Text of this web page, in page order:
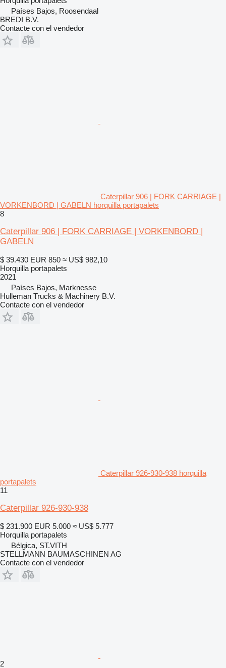
Países Bajos, Roosendaal
BREDI B.V.
Contacte con el vendedor
Caterpillar 906 | FORK CARRIAGE |
VORKENBORD | GABELN horquilla portapalets
8
Caterpillar 906 | FORK CARRIAGE | VORKENBORD |
GABELN
$ 39.430 EUR 850 ≈ US$ 982,10
Horquilla portapalets
2021
Países Bajos, Marknesse
Hulleman Trucks & Machinery B.V.
Contacte con el vendedor
Caterpillar 926-930-938 horquilla
portapalets
11
Caterpillar 926-930-938
$ 231.900 EUR 5.000 ≈ US$ 5.777
Horquilla portapalets
Bélgica, ST.VITH
STELLMANN BAUMASCHINEN AG
Contacte con el vendedor
2